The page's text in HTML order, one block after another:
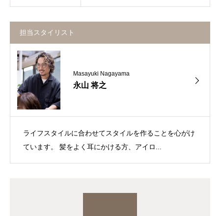
担当スタイリスト
Masayuki Nagayama
永山 将之
ライフスタイルに合わせてスタイルを作ることを心がけ
ています。 髪をよく耳にかける方、アイロ...